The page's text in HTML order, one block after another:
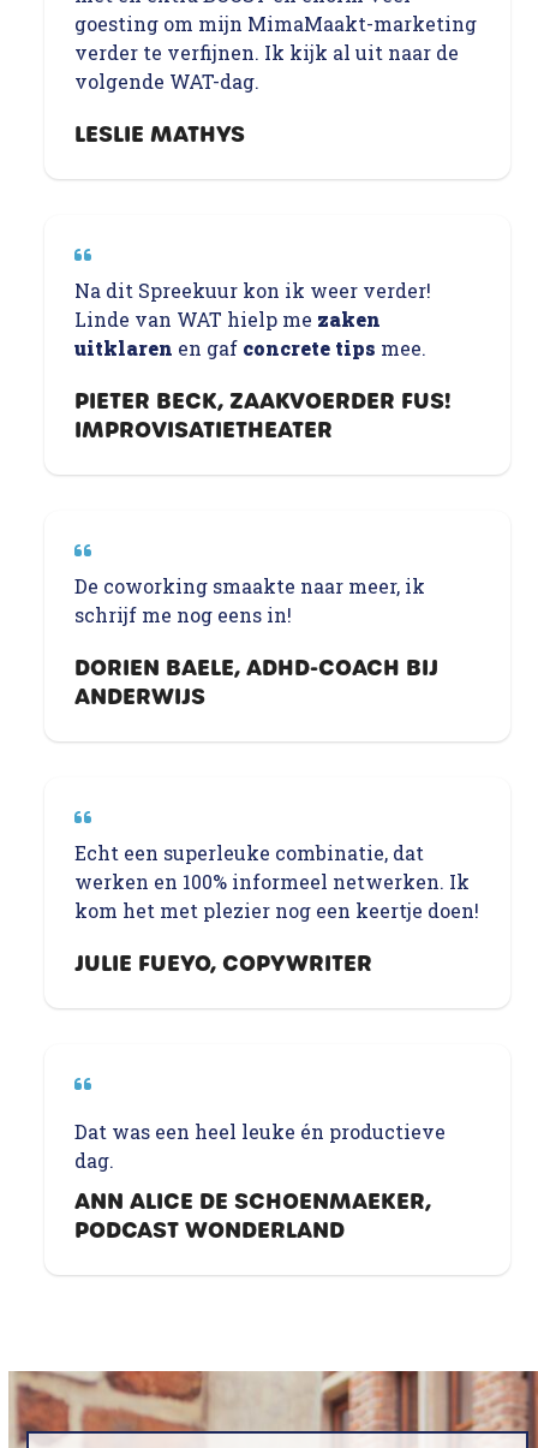
goesting om mijn MimaMaakt-marketing
verder te verfijnen. Ik kijk al uit naar de
volgende WAT-dag.
LESLIE MATHYS
Na dit Spreekuur kon ik weer verder!
Linde van WAT hielp me zaken
uitklaren en gaf concrete tips mee.
PIETER BECK, ZAAKVOERDER FUS!
IMPROVISATIETHEATER
De coworking smaakte naar meer, ik
schrijf me nog eens in!
DORIEN BAELE, ADHD-COACH BIJ
ANDERWIJS
Echt een superleuke combinatie, dat
werken en 100% informeel netwerken. Ik
kom het met plezier nog een keertje doen!
JULIE FUEYO, COPYWRITER
Dat was een heel leuke én productieve
dag.
ANN ALICE DE SCHOENMAEKER,
PODCAST WONDERLAND